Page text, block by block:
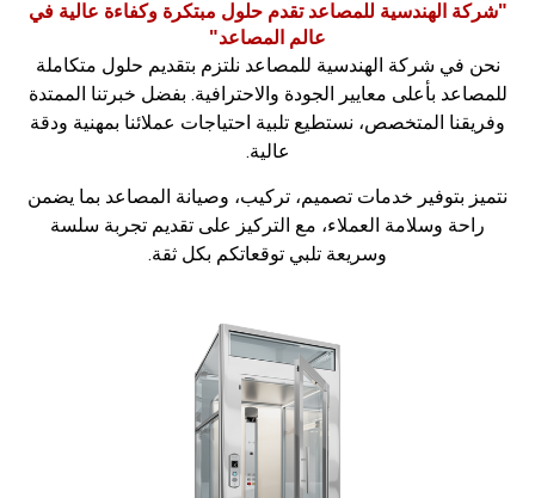
الهندسية للمصاعد تقدم حلول مبتكرة وكفاءة عالية في
عالم المصاعد"
شركة الهندسية للمصاعد نلتزم بتقديم حلول متكاملة
بأعلى معايير الجودة والاحترافية. بفضل خبرتنا الممتدة
المتخصص، نستطيع تلبية احتياجات عملائنا بمهنية ودقة
بتوفير خدمات تصميم، تركيب، وصيانة المصاعد بما يضمن
وسلامة العملاء، مع التركيز على تقديم تجربة سلسة
وسريعة تلبي توقعاتكم بكل ثقة.